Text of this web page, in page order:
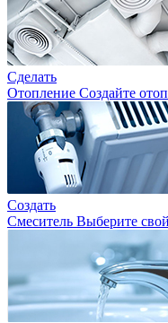
Сделать
Отопление Создайте
Создать
Смеситель Выберите